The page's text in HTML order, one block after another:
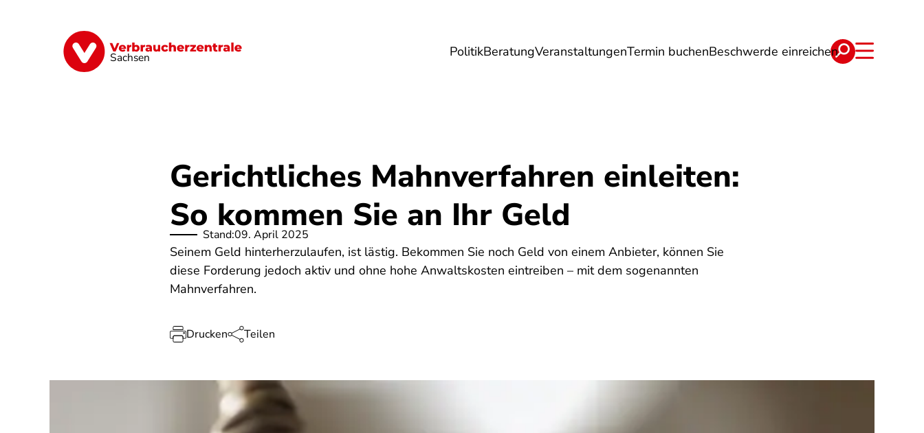
Sachsen PolitikBeratungVeranstaltungenTermin buchenBeschwerde einreichen
Vorsorge Verträge Geld & Versicherungen Digitales Energie & Wohnen Lebensmittel & Ernährung
Gerichtliches Mahnverfahren einleiten:
So kommen Sie an Ihr Geld
Stand:09. April 2025
Seinem Geld hinterherzulaufen, ist lästig. Bekommen Sie noch Geld von einem Anbieter, können Sie
diese Forderung jedoch aktiv und ohne hohe Anwaltskosten eintreiben – mit dem sogenannten
Mahnverfahren.
Drucken Teilen